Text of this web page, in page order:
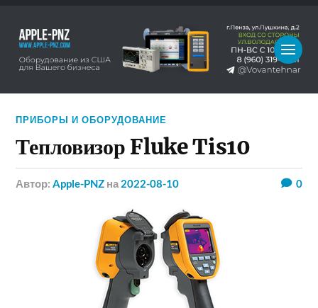
ПРИБОРЫ И ОБОРУДОВАНИЕ
Тепловизор Fluke Tis10
Автор:Apple-PNZ на 2022-08-10 0